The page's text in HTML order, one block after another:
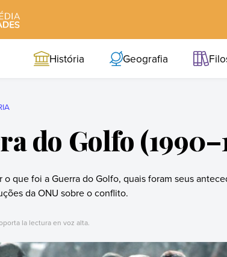
História Geografia
do Golfo
o que foi a Guerra do Golfo, quais foram seus
da ONU sobre o conflito.
la lectura en voz alta.